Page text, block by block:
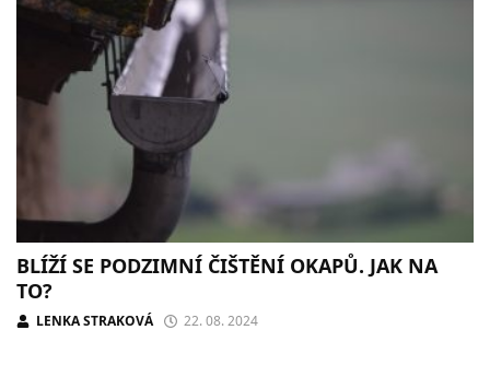
BLÍŽÍ SE PODZIMNÍ ČIŠTĚNÍ OKAPŮ. JAK NA
TO?
LENKA STRAKOVÁ 22. 08. 2024